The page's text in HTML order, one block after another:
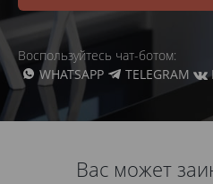
Воспользуйтесь чат-ботом:
WHATSAPP
TELEGRAM
Вас может